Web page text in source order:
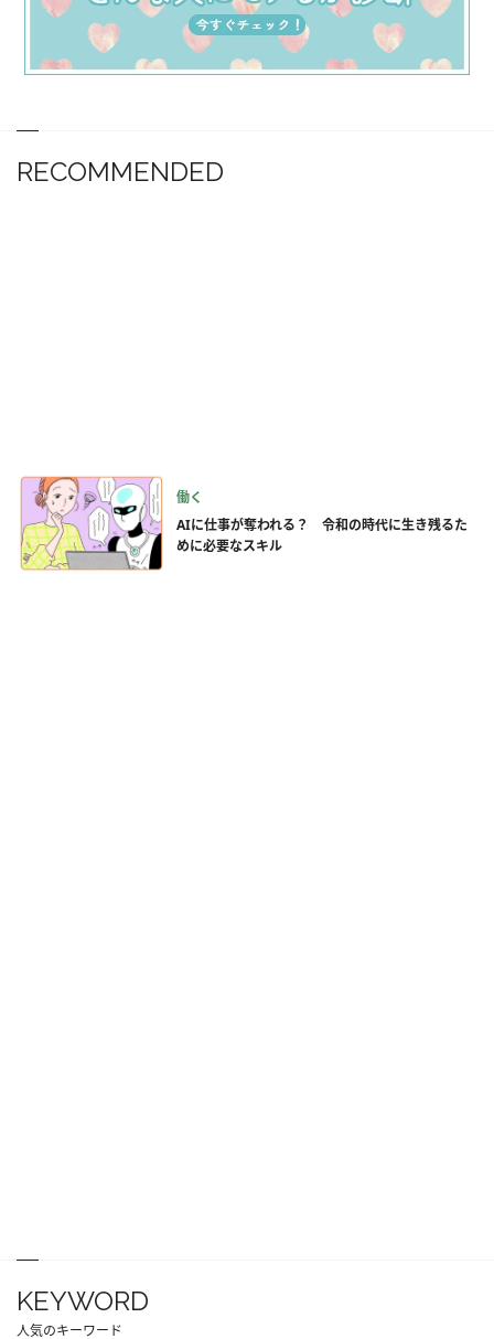
RECOMMENDED
働く
AIに仕事が奪われる？ 令和の時代に生き残るた
めに必要なスキル
KEYWORD
人気のキーワード